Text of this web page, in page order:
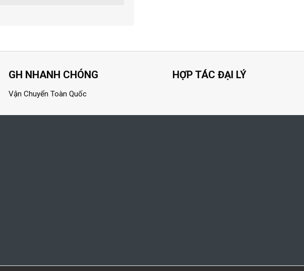
GH NHANH CHÓNG
Vận Chuyển Toàn Quốc
HỢP TÁC ĐẠI LÝ